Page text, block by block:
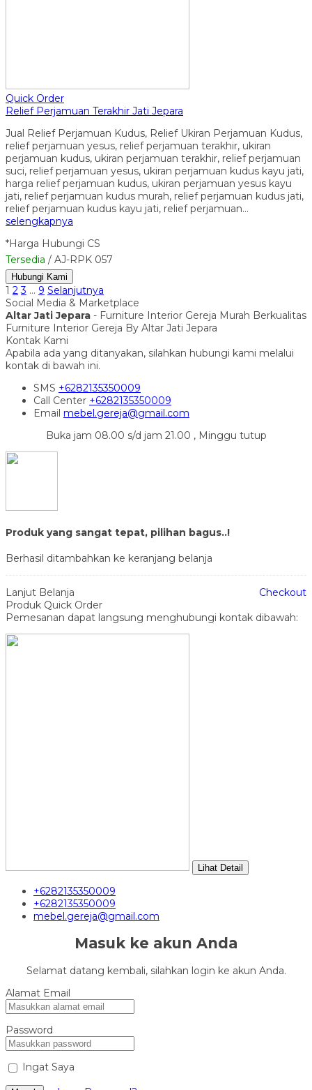
Quick Order
Relief Perjamuan Terakhir Jati Jepara
Jual Relief Perjamuan Kudus, Relief Ukiran Perjamuan Kudus,
relief perjamuan yesus, relief perjamuan terakhir, ukiran
perjamuan kudus, ukiran perjamuan terakhir, relief perjamuan
suci, relief perjamuan yesus, ukiran perjamuan kudus kayu jati,
harga relief perjamuan kudus, ukiran perjamuan yesus kayu
jati, relief perjamuan kudus murah, relief perjamuan kudus jati,
relief perjamuan kudus kayu jati, relief perjamuan…
selengkapnya
*Harga Hubungi CS
Tersedia / AJ-RPK 057
Hubungi Kami
1 2 3 … 9 Selanjutnya
Social Media & Marketplace
Altar Jati Jepara - Furniture Interior Gereja Murah Berkualitas
Furniture Interior Gereja By Altar Jati Jepara
Kontak Kami
Apabila ada yang ditanyakan, silahkan hubungi kami melalui
kontak di bawah ini.
SMS +6282135350009
Call Center +6282135350009
Email mebel.gereja@gmail.com
Buka jam 08.00 s/d jam 21.00 , Minggu tutup
Produk yang sangat tepat, pilihan bagus..!
Berhasil ditambahkan ke keranjang belanja
Lanjut Belanja
Checkout
Produk Quick Order
Pemesanan dapat langsung menghubungi kontak dibawah:
Lihat Detail
+6282135350009
+6282135350009
mebel.gereja@gmail.com
Masuk ke akun Anda
Selamat datang kembali, silahkan login ke akun Anda.
Alamat Email
Password
Ingat Saya